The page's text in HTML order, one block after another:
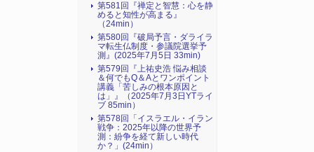
第581回『禅定と智慧：心を静
めると知性が高まる』
（24min）
第580回『破局予言・ダライラ
マ転生仏制度・参議院選挙予
測』(2025年7月5日 33min)
第579回『上祐史浩 悩み相談
＆何でもQ＆Aとワンポイント
講義「苦しみの根本原因と
は」』（2025年7月3日YTライ
ブ 85min）
第578回「イスラエル・イラン
戦争：2025年以降の世界予
測：紛争を経て新しい時代
か？」(24min）